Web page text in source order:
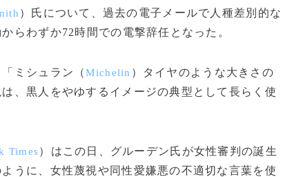
）氏について、過去の電子メールで人種差別的な
らわずか72時間での電撃辞任となった。
ミシュラン（Michelin ）タイヤのような大きさの
、黒人をやゆするイメージの典型として長らく使
Times）はこの日、グルーデン氏が女性審判の誕生
うに、女性蔑視や同性愛嫌悪の不適切な言葉を使